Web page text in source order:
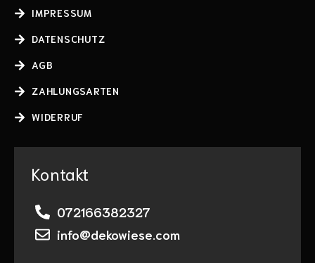
IMPRESSUM
DATENSCHUTZ
AGB
ZAHLUNGSARTEN
WIDERRUF
Kontakt
072166382327
info@dekowiese.com